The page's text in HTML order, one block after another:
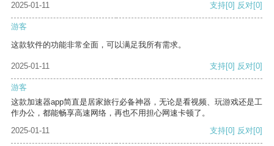
2025-01-11
支持[0] 反对[0]
游客
这款软件的功能非常全面，可以满足我所有需求。
2025-01-11 支持[0] 反对[0]
游客
这款加速器app简直是居家旅行必备神器，无论是看视频、玩游戏还是工
作办公，都能畅享高速网络，再也不用担心网速卡顿了。
2025-01-11
支持[0] 反对[0]